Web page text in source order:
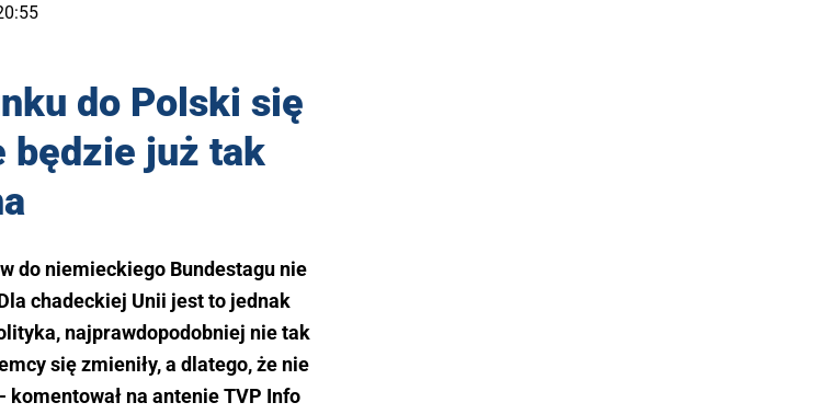
do Polski się
będzie już tak
do niemieckiego Bundestagu nie
chadeckiej Unii jest to jednak
najprawdopodobniej nie tak
się zmieniły, a dlatego, że nie
na antenie TVP Info